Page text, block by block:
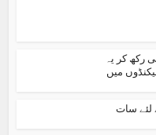
رکھ کر یہ
میں
لئے سات